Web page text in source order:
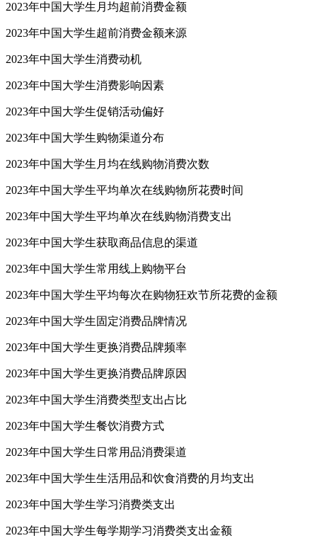
2023年中国大学生月均超前消费金额
2023年中国大学生超前消费金额来源
2023年中国大学生消费动机
2023年中国大学生消费影响因素
2023年中国大学生促销活动偏好
2023年中国大学生购物渠道分布
2023年中国大学生月均在线购物消费次数
2023年中国大学生平均单次在线购物所花费时间
2023年中国大学生平均单次在线购物消费支出
2023年中国大学生获取商品信息的渠道
2023年中国大学生常用线上购物平台
2023年中国大学生平均每次在购物狂欢节所花费的金额
2023年中国大学生固定消费品牌情况
2023年中国大学生更换消费品牌频率
2023年中国大学生更换消费品牌原因
2023年中国大学生消费类型支出占比
2023年中国大学生餐饮消费方式
2023年中国大学生日常用品消费渠道
2023年中国大学生生活用品和饮食消费的月均支出
2023年中国大学生学习消费类支出
2023年中国大学生每学期学习消费类支出金额